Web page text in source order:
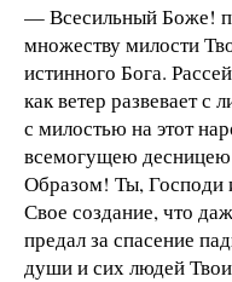
— Всесильный Боже!
множеству милости
истинного Бога.
как ветер развевает с
с милостью на этот
всемогущею
Образом! Ты, Господи
Свое создание, что
предал за спасение
души и сих людей